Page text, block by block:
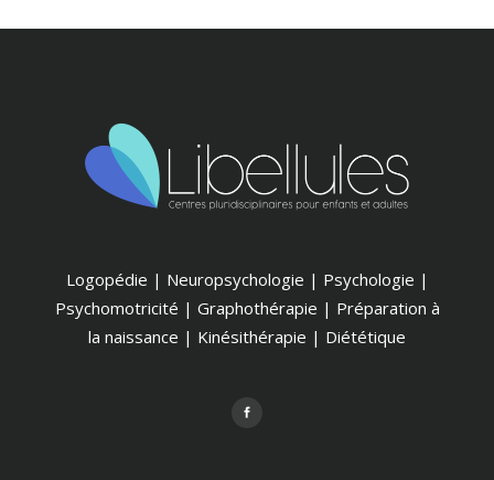
Logopédie | Neuropsychologie | Psychologie |
Psychomotricité | Graphothérapie | Préparation à
la naissance | Kinésithérapie | Diététique